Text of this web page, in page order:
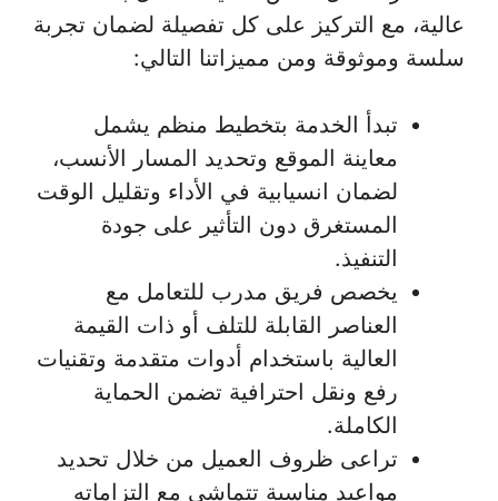
عالية، مع التركيز على كل تفصيلة لضمان تجربة
سلسة وموثوقة ومن مميزاتنا التالي:
تبدأ الخدمة بتخطيط منظم يشمل
معاينة الموقع وتحديد المسار الأنسب،
لضمان انسيابية في الأداء وتقليل الوقت
المستغرق دون التأثير على جودة
التنفيذ.
يخصص فريق مدرب للتعامل مع
العناصر القابلة للتلف أو ذات القيمة
العالية باستخدام أدوات متقدمة وتقنيات
رفع ونقل احترافية تضمن الحماية
الكاملة.
تراعى ظروف العميل من خلال تحديد
مواعيد مناسبة تتماشى مع التزاماته